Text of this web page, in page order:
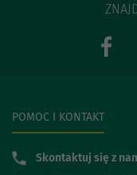
POMOC I KONTAKT
Skontaktuj się z